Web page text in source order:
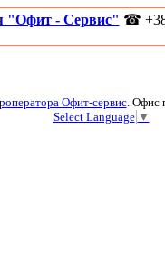
"Офит - Сервис" ☎
Офит-сервис. Офис
Select Language ▼